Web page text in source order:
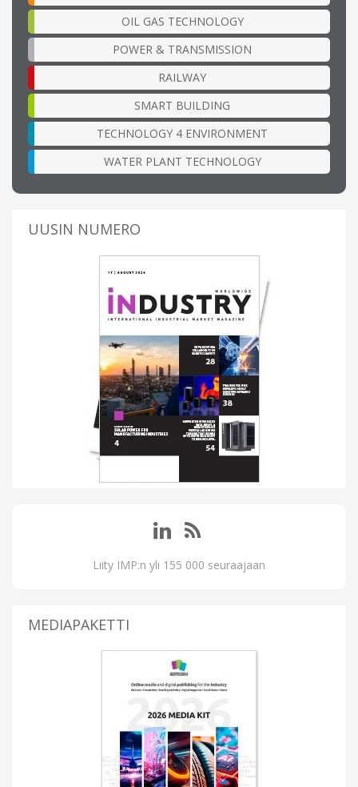
OIL GAS TECHNOLOGY
POWER & TRANSMISSION
RAILWAY
SMART BUILDING
TECHNOLOGY 4 ENVIRONMENT
WATER PLANT TECHNOLOGY
UUSIN NUMERO
Liity IMP:n yli 155 000 seuraajaan
MEDIAPAKETTI